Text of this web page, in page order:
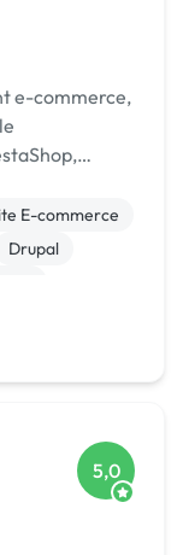
e-commerce,
E-commerce
Drupal
5,0